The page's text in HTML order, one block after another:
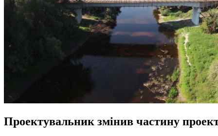
Проектувальник змінив частину